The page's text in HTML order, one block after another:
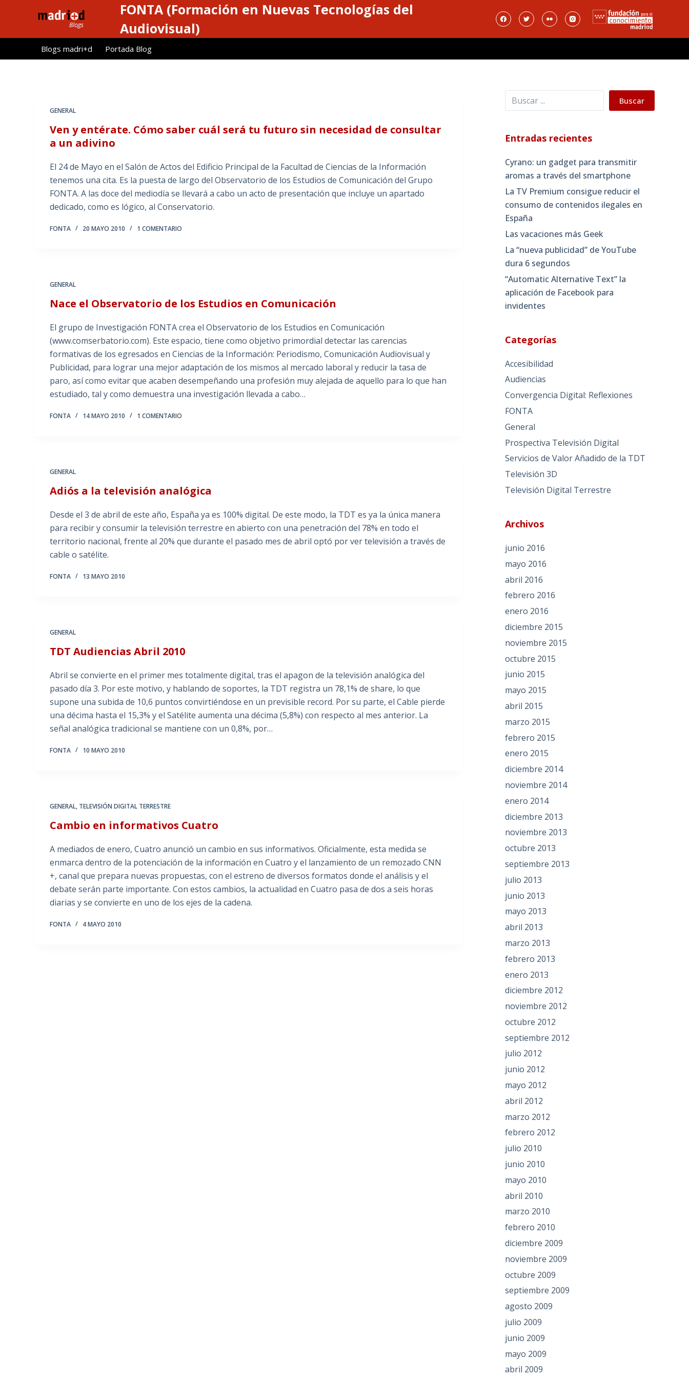
l
FONTA (Formación en Nuevas Tecnologías del
Audiovisual)
Blogs madri+d Portada Blog
GENERAL
Ven y entérate. Cómo saber cuál será tu futuro sin necesidad de consultar
a un adivino
El 24 de Mayo en el Salón de Actos del Edificio Principal de la Facultad de Ciencias de la Información
tenemos una cita. Es la puesta de largo del Observatorio de los Estudios de Comunicación del Grupo
FONTA. A las doce del mediodía se llevará a cabo un acto de presentación que incluye un apartado
dedicado, como es lógico, al Conservatorio.
FONTA 20 MAYO 2010 1 COMENTARIO
GENERAL
Nace el Observatorio de los Estudios en Comunicación
El grupo de Investigación FONTA crea el Observatorio de los Estudios en Comunicación
(www.comserbatorio.com). Este espacio, tiene como objetivo primordial detectar las carencias
formativas de los egresados en Ciencias de la Información: Periodismo, Comunicación Audiovisual y
Publicidad, para lograr una mejor adaptación de los mismos al mercado laboral y reducir la tasa de
paro, así como evitar que acaben desempeñando una profesión muy alejada de aquello para lo que han
estudiado, tal y como demuestra una investigación llevada a cabo…
FONTA 14 MAYO 2010 1 COMENTARIO
GENERAL
Adiós a la televisión analógica
Desde el 3 de abril de este año, España ya es 100% digital. De este modo, la TDT es ya la única manera
para recibir y consumir la televisión terrestre en abierto con una penetración del 78% en todo el
territorio nacional, frente al 20% que durante el pasado mes de abril optó por ver televisión a través de
cable o satélite.
FONTA 13 MAYO 2010
GENERAL
TDT Audiencias Abril 2010
Abril se convierte en el primer mes totalmente digital, tras el apagon de la televisión analógica del
pasado día 3. Por este motivo, y hablando de soportes, la TDT registra un 78,1% de share, lo que
supone una subida de 10,6 puntos convirtiéndose en un previsible record. Por su parte, el Cable pierde
una décima hasta el 15,3% y el Satélite aumenta una décima (5,8%) con respecto al mes anterior. La
señal analógica tradicional se mantiene con un 0,8%, por…
FONTA 10 MAYO 2010
GENERAL, TELEVISIÓN DIGITAL TERRESTRE
Cambio en informativos Cuatro
A mediados de enero, Cuatro anunció un cambio en sus informativos. Oficialmente, esta medida se
enmarca dentro de la potenciación de la información en Cuatro y el lanzamiento de un remozado CNN
+, canal que prepara nuevas propuestas, con el estreno de diversos formatos donde el análisis y el
debate serán parte importante. Con estos cambios, la actualidad en Cuatro pasa de dos a seis horas
diarias y se convierte en uno de los ejes de la cadena.
FONTA 4 MAYO 2010
Buscar Buscar
Entradas recientes
Cyrano: un gadget para transmitir
aromas a través del smartphone
La TV Premium consigue reducir el
consumo de contenidos ilegales en
España
Las vacaciones más Geek
La “nueva publicidad” de YouTube
dura 6 segundos
“Automatic Alternative Text” la
aplicación de Facebook para
invidentes
Categorías
Accesibilidad
Audiencias
Convergencia Digital: Reflexiones
FONTA
General
Prospectiva Televisión Digital
Servicios de Valor Añadido de la TDT
Televisión 3D
Televisión Digital Terrestre
Archivos
junio 2016
mayo 2016
abril 2016
febrero 2016
enero 2016
diciembre 2015
noviembre 2015
octubre 2015
junio 2015
mayo 2015
abril 2015
marzo 2015
febrero 2015
enero 2015
diciembre 2014
noviembre 2014
enero 2014
diciembre 2013
noviembre 2013
octubre 2013
septiembre 2013
julio 2013
junio 2013
mayo 2013
abril 2013
marzo 2013
febrero 2013
enero 2013
diciembre 2012
noviembre 2012
octubre 2012
septiembre 2012
julio 2012
junio 2012
mayo 2012
abril 2012
marzo 2012
febrero 2012
julio 2010
junio 2010
mayo 2010
abril 2010
marzo 2010
febrero 2010
diciembre 2009
noviembre 2009
octubre 2009
septiembre 2009
agosto 2009
julio 2009
junio 2009
mayo 2009
abril 2009